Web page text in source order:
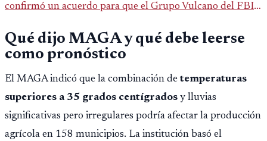
confirmó un acuerdo para que el Grupo Vulcano del FBI
fallido con la administración anterior del Ministerio
Público.
Qué dijo MAGA y qué debe leerse
como pronóstico
El MAGA indicó que la combinación detemperaturas
superiores a 35 grados centígrados y lluvias
significativas pero irregulares podría afectar la producción
agrícola en 158 municipios. La institución basó el